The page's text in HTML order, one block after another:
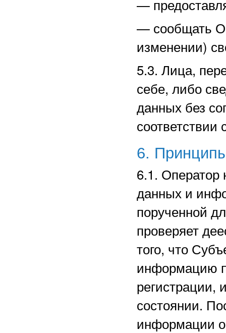
—
— сообщать
изменении)
5.3. Лица,
себе, либо
данных без
соответствии
6.
6.1. Оператор
данных и
порученной
проверяет
того, что
информацию
регистрации,
состоянии.
информации